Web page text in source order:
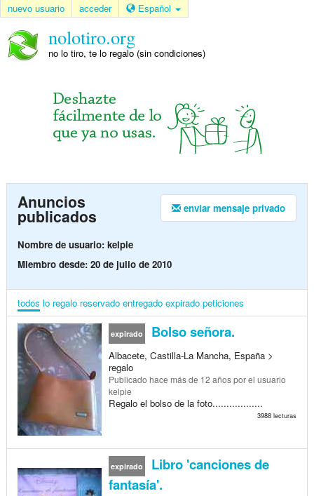
nuevo usuario acceder Español
nolotiro.org
no lo tiro, te lo regalo (sin condiciones)
enviar mensaje privado
Anuncios
publicados
Nombre de usuario: kelpie
Miembro desde: 20 de julio de 2010
todos lo regalo reservado entregado expirado peticiones
expirado Bolso señora.
Albacete, Castilla-La Mancha, España >
regalo
Publicado hace más de 12 añospor el usuario
kelpie
Regalo el bolso de la foto..................
3988 lecturas
expirado
Libro 'canciones de
fantasía'.